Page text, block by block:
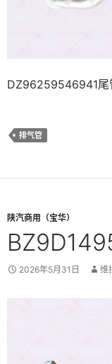
DZ96259546941尾
排气管
陕汽商用（宝华）
2026年5月31日 维